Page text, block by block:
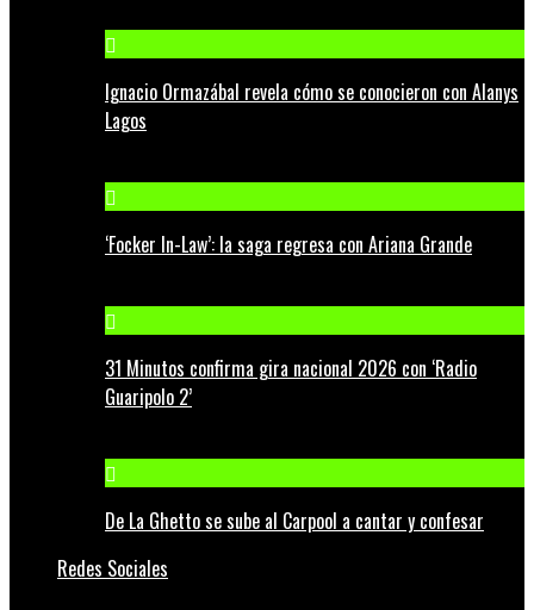
Ignacio Ormazábal revela cómo se conocieron con Alanys
Lagos
‘Focker In-Law’: la saga regresa con Ariana Grande
31 Minutos confirma gira nacional 2026 con ‘Radio
Guaripolo 2’
De La Ghetto se sube al Carpool a cantar y confesar
Redes Sociales